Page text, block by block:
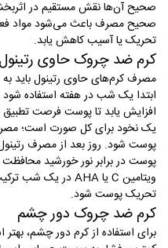
صحیح آن‌ها نقش مستقیم در
صحیح مصرف باعث می‌شود مواد
تحریک یا آسیب کاهش یابد.
کرم ضد چروک حاوی رتینول
مصرف کرم‌های حاوی رتینول باید
ابتدا یک شب در هفته استفاده
افزایش یابد تا پوست فرصت تطبیق
یک نخود برای کل صورت است؛
پوست شود. روز بعد از مصرف رتینول
پوست در برابر نور خورشید
ویتامین CیاAHAدر یک شب
تحریک پوست شود.
کرم ضد چروک دور چشم
برای استفاده از کرم دور چشم،